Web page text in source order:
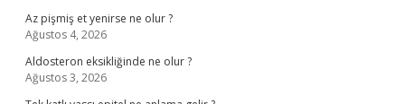
Az pişmiş et yenirse ne olur ?
Ağustos 4, 2026
Aldosteron eksikliğinde ne olur ?
Ağustos 3, 2026